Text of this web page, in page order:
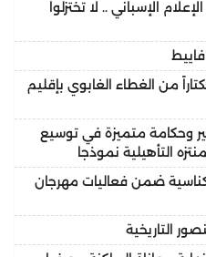
الإسباني .. لا تختزلوا
غابوي يلتهم نحو 15 هكتاراً من الغطاء الغابوي بإقليم
وحكامة متميزة في توسيع
التأهيلية نموذجا
ضمن فعاليات مهرجان
التاريخية